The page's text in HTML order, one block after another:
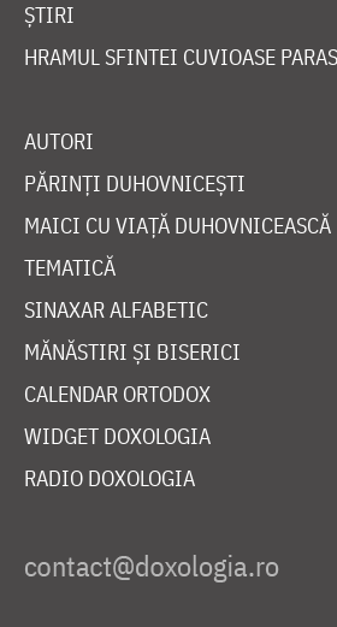
ȘTIRI
HRAMUL SFINTEI CUVIOASE
AUTORI
PĂRINȚI DUHOVNICEȘTI
MAICI CU VIAȚĂ DUHOVNICEASCĂ
TEMATICĂ
SINAXAR ALFABETIC
MĂNĂSTIRI ȘI BISERICI
CALENDAR ORTODOX
WIDGET DOXOLOGIA
RADIO DOXOLOGIA